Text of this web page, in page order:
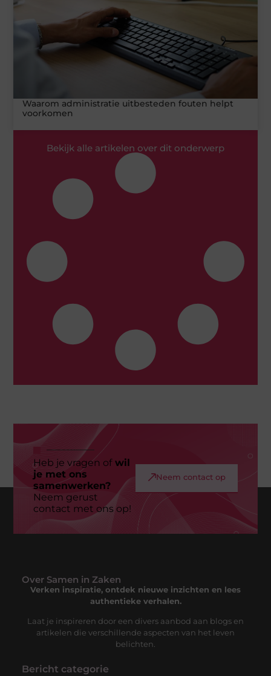
Waarom administratie uitbesteden fouten helpt
voorkomen
Bekijk alle artikelen over dit onderwerp
Heb je vragen ofwil
je met ons
samenwerken?
Neem gerust
contact met ons op!
Neem contact op
Over Samen in Zaken
Verken inspiratie, ontdek nieuwe inzichten en lees
authentieke verhalen.
Laat je inspireren door een divers aanbod aan blogs en
artikelen die verschillende aspecten van het leven
belichten.
Bericht categorie